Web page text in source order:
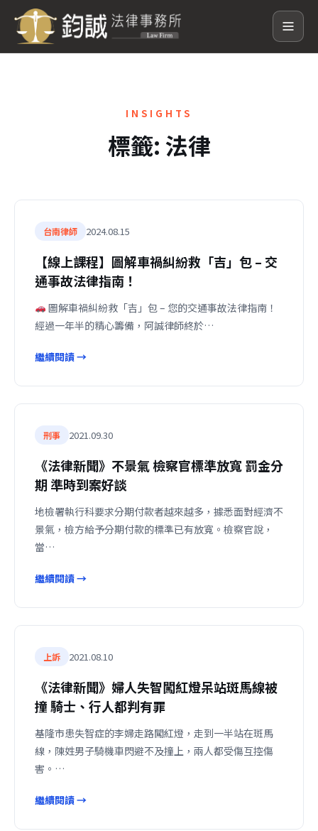
INSIGHTS
標籤: 法律
台南律師 2024.08.15
【線上課程】圖解車禍糾紛救「吉」包 – 交
通事故法律指南！
圖解車禍糾紛救「吉」包 – 您的交通事故法律指南！
經過一年半的精心籌備，阿誠律師終於…
繼續閱讀 →
刑事 2021.09.30
《法律新聞》不景氣 檢察官標準放寬 罰金分
期 準時到案好談
地檢署執行科要求分期付款者越來越多，據悉面對經濟不
景氣，檢方給予分期付款的標準已有放寬。檢察官說，
當…
繼續閱讀 →
上訴 2021.08.10
《法律新聞》婦人失智闖紅燈呆站斑馬線被
撞 騎士、行人都判有罪
基隆市患失智症的李婦走路闖紅燈，走到一半站在斑馬
線，陳姓男子騎機車閃避不及撞上，兩人都受傷互控傷
害。…
繼續閱讀 →